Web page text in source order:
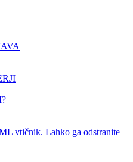
vtičnik. Lahko ga odstranite